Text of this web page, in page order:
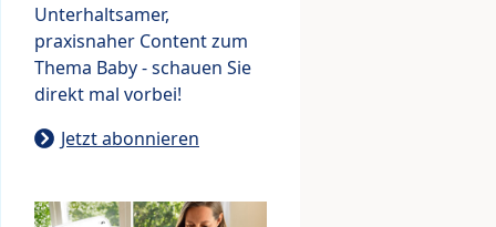
Unterhaltsamer,
praxisnaher Content zum
Thema Baby - schauen Sie
direkt mal vorbei!
Jetzt abonnieren